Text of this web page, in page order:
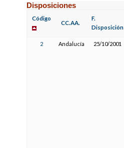
Disposiciones
Código
CC.AA.
F.
Disposición
2 Andalucía 25/10/2001